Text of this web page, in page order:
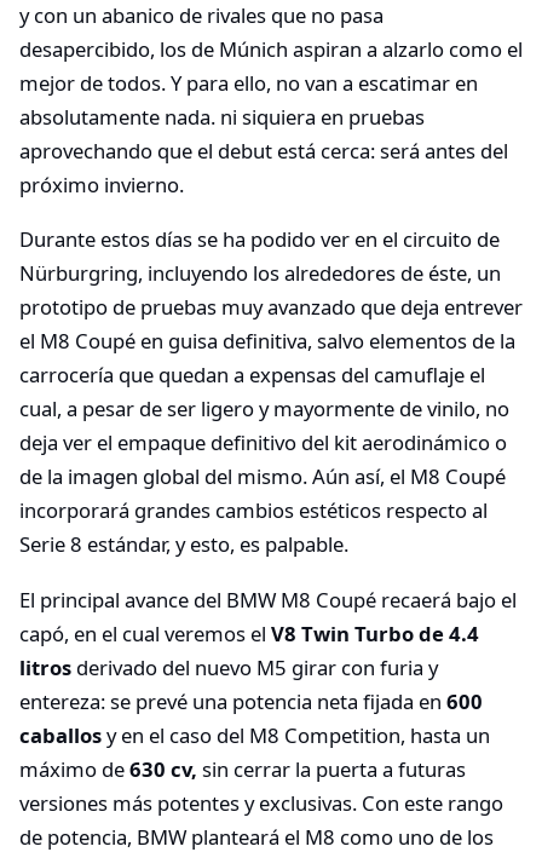
y con un abanico de rivales que no pasa
desapercibido, los de Múnich aspiran a alzarlo como el
mejor de todos. Y para ello, no van a escatimar en
absolutamente nada. ni siquiera en pruebas
aprovechando que el debut está cerca: será antes del
próximo invierno.
Durante estos días se ha podido ver en el circuito de
Nürburgring, incluyendo los alrededores de éste, un
prototipo de pruebas muy avanzado que deja entrever
el M8 Coupé en guisa definitiva, salvo elementos de la
carrocería que quedan a expensas del camuflaje el
cual, a pesar de ser ligero y mayormente de vinilo, no
deja ver el empaque definitivo del kit aerodinámico o
de la imagen global del mismo. Aún así, el M8 Coupé
incorporará grandes cambios estéticos respecto al
Serie 8 estándar, y esto, es palpable.
El principal avance del BMW M8 Coupé recaerá bajo el
capó, en el cual veremos el V8 Twin Turbo de 4.4
litros derivado del nuevo M5 girar con furia y
entereza: se prevé una potencia neta fijada en 600
caballosy en el caso del M8 Competition, hasta un
máximo de630 cv, sin cerrar la puerta a futuras
versiones más potentes y exclusivas. Con este rango
de potencia, BMW planteará el M8 como uno de los